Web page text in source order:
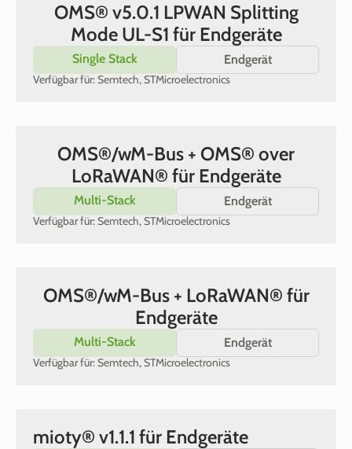
OMS® v5.0.1 LPWAN Splitting
Mode UL-S1 für Endgeräte
Single Stack Endgerät
Verfügbar für: Semtech, STMicroelectronics
OMS®/wM-Bus + OMS® over
LoRaWAN® für Endgeräte
Multi-Stack Endgerät
Verfügbar für: Semtech, STMicroelectronics
OMS®/wM-Bus + LoRaWAN® für
Endgeräte
Multi-Stack Endgerät
Verfügbar für: Semtech, STMicroelectronics
mioty® v1.1.1 für Endgeräte